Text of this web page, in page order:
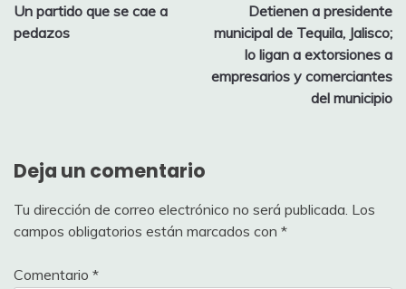
de
Un partido que se cae a
pedazos
Detienen a presidente
municipal de Tequila, Jalisco;
lo ligan a extorsiones a
empresarios y comerciantes
del municipio
Deja un comentario
Tu dirección de correo electrónico no será publicada. Los
campos obligatorios están marcados con *
Comentario *